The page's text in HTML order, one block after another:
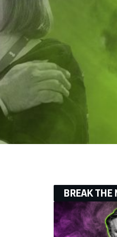
BREAK THE